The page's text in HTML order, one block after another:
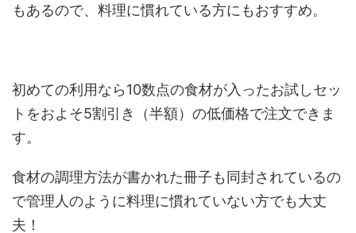
もあるので、料理に慣れている方にもおすすめ。
初めての利用なら10数点の食材が入ったお試しセッ
トをおよそ5割引き（半額）の低価格で注文できま
す。
食材の調理方法が書かれた冊子も同封されているの
で管理人のように料理に慣れていない方でも大丈
夫！